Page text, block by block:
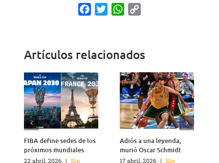
FacebookTwitterWhatsApp
Artículos relacionados
FIBA define sedes de los
próximos mundiales
22 abril, 2026 | Sin
Adiós a una leyenda,
murió Oscar Schmidt
17 abril, 2026 | Sin